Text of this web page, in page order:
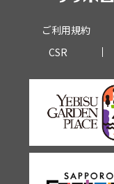
ご利用規約
CSR